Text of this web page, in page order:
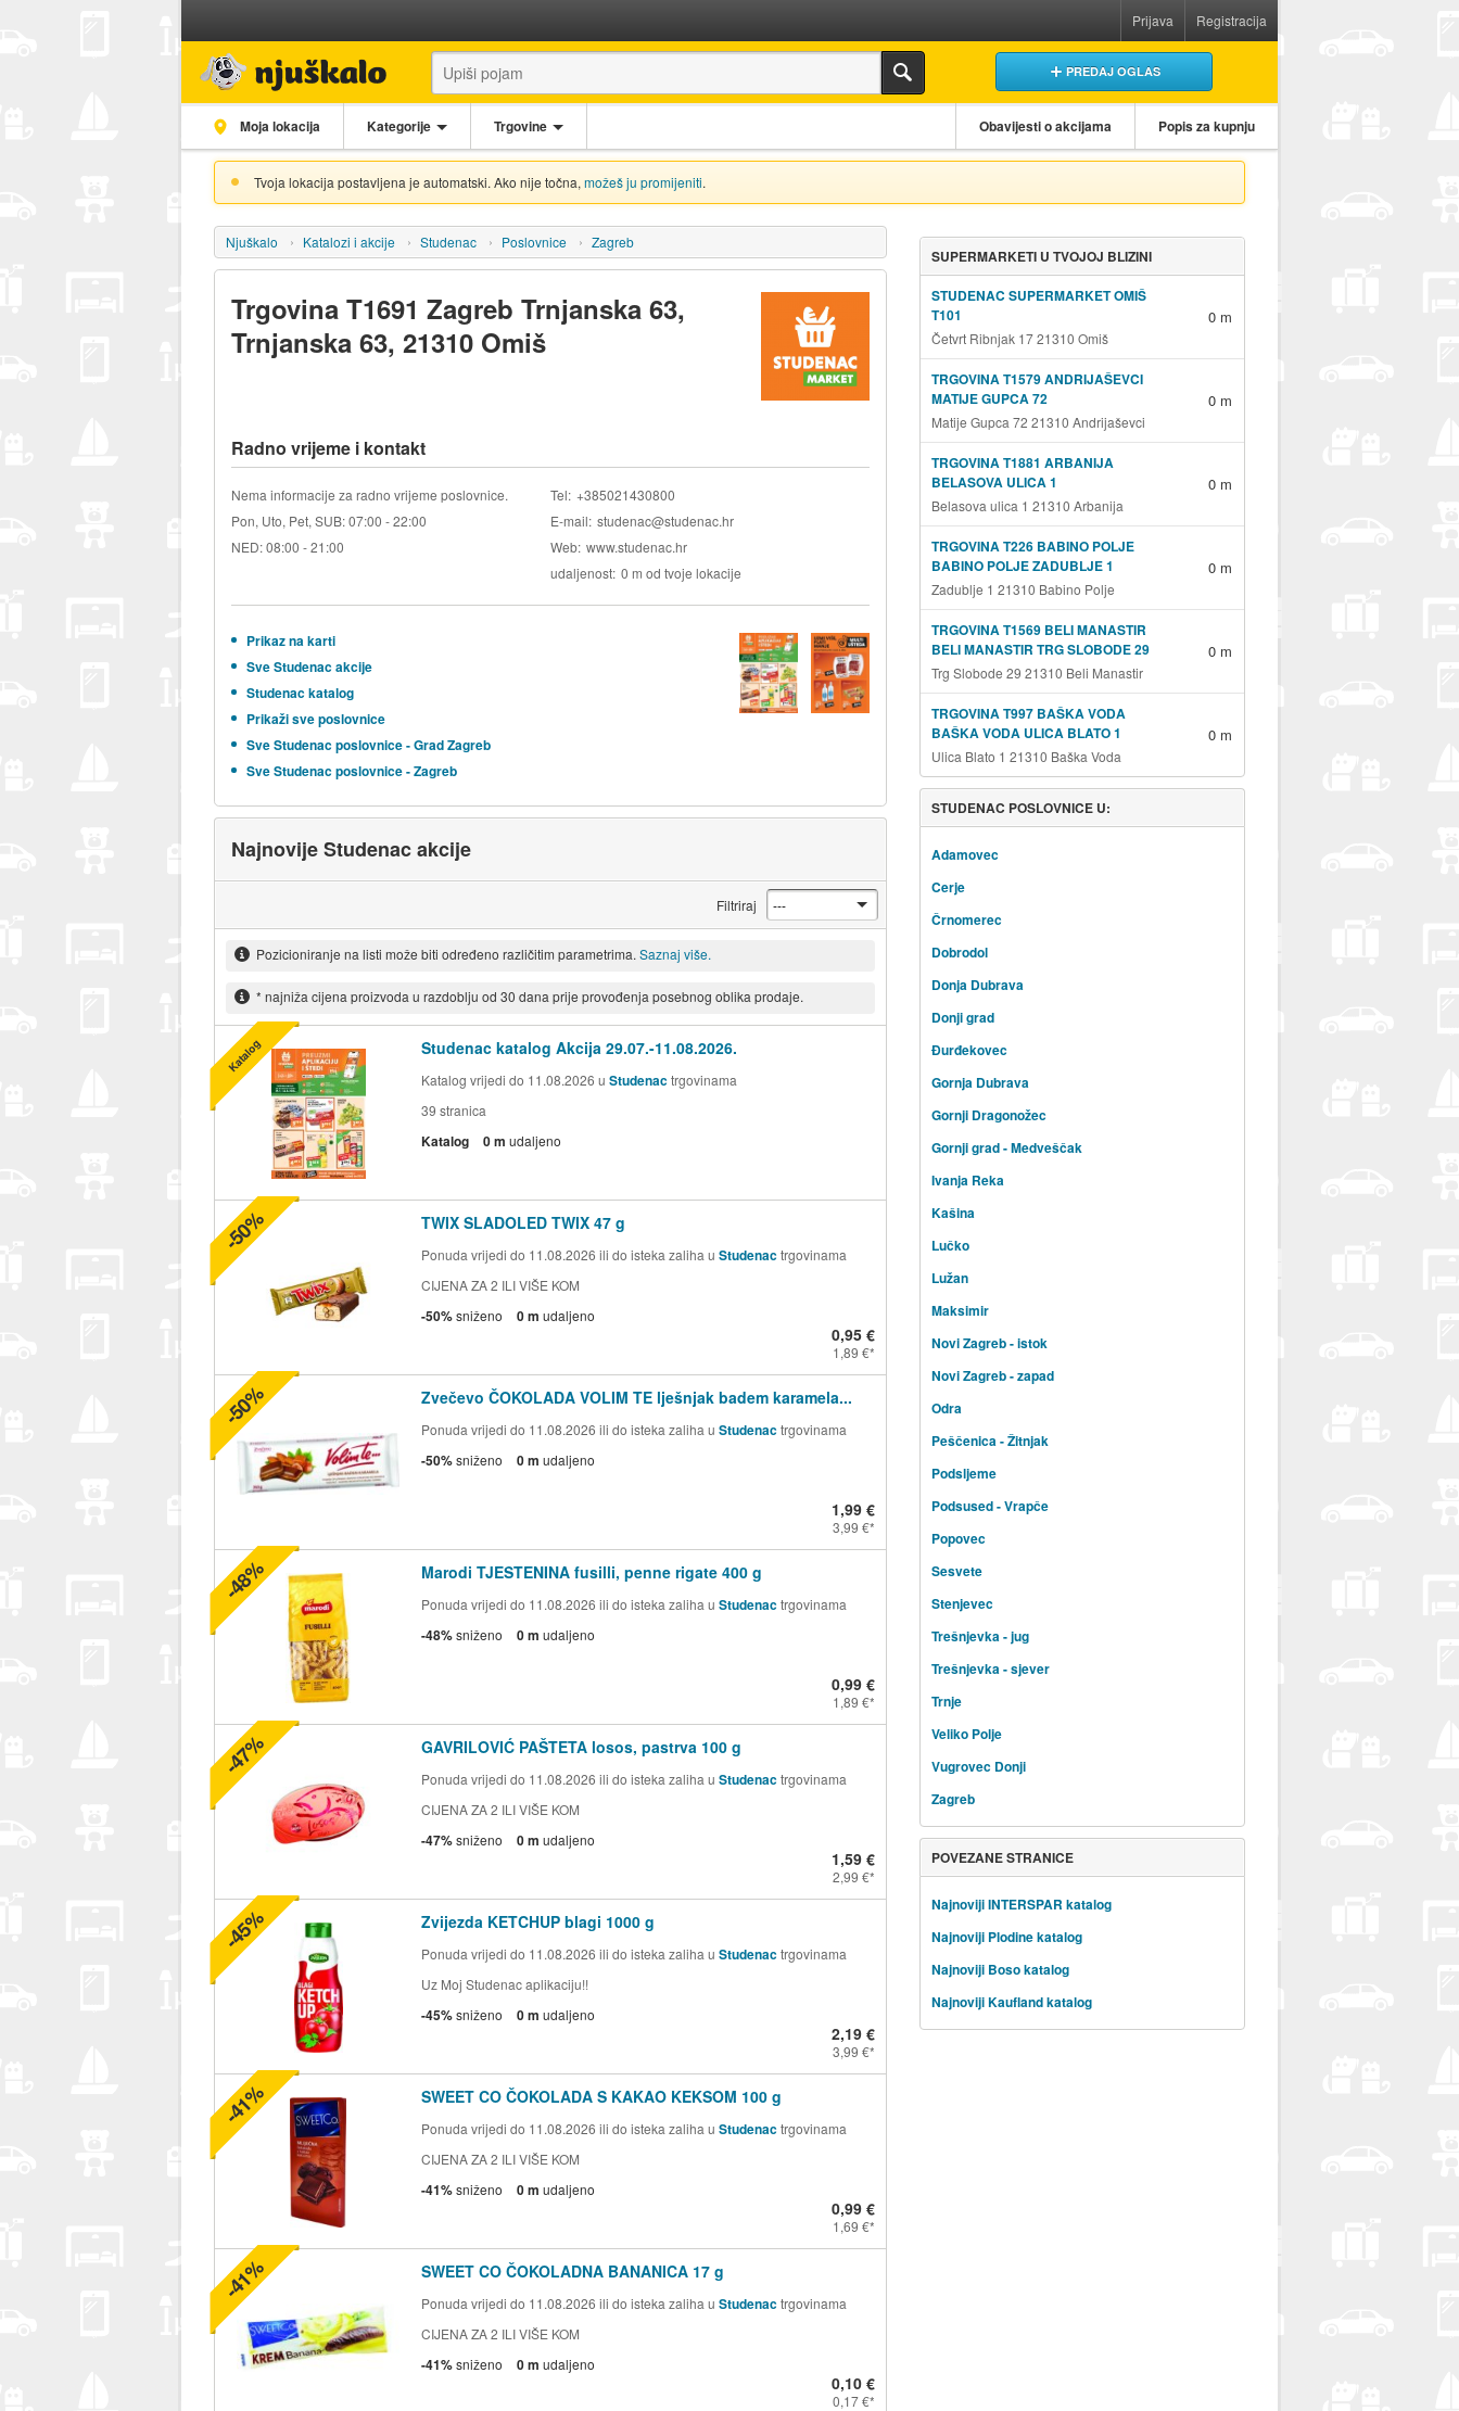
Prijava Registracija
PREDAJ OGLAS
Moja lokacija Kategorije Trgovine Obavijesti o akcijama Popis za kupnju
Tvoja lokacija postavljena je automatski. Ako nije točna, možeš ju promijeniti.
Njuškalo Katalozi i akcije Studenac Poslovnice Zagreb
Trgovina T1691 Zagreb Trnjanska 63,
Trnjanska 63, 21310 Omiš
Radno vrijeme i kontakt
Nema informacije za radno vrijeme poslovnice.
Pon, Uto, Pet, SUB: 07:00 - 22:00
NED: 08:00 - 21:00
Tel +385021430800
E-mail studenac@studenac.hr
Web www.studenac.hr
udaljenost 0 m od tvoje lokacije
Prikaz na karti
Sve Studenac akcije
Studenac katalog
Prikaži sve poslovnice
Sve Studenac poslovnice - Grad Zagreb
Sve Studenac poslovnice - Zagreb
Najnovije Studenac akcije
Filtriraj
Pozicioniranje na listi može biti određeno različitim parametrima. Saznaj više.
* najniža cijena proizvoda u razdoblju od 30 dana prije provođenja posebnog oblika prodaje.
Studenac katalog Akcija 29.07.-11.08.2026.
Katalog vrijedi do 11.08.2026 u Studenactrgovinama
39 stranica
Katalog 0 m udaljeno
Katalog
TWIX SLADOLED TWIX 47 g
Ponuda vrijedi do 11.08.2026 ili do isteka zaliha u Studenactrgovinama
CIJENA ZA 2 ILI VIŠE KOM
-50%sniženo 0 m udaljeno
0,95 €
1,89 €
-50%
Zvečevo ČOKOLADA VOLIM TE lješnjak badem karamela...
Ponuda vrijedi do 11.08.2026 ili do isteka zaliha u Studenactrgovinama
-50%sniženo 0 m udaljeno
1,99 €
3,99 €
-50%
Marodi TJESTENINA fusilli, penne rigate 400 g
Ponuda vrijedi do 11.08.2026 ili do isteka zaliha u Studenactrgovinama
-48%sniženo 0 m udaljeno
0,99 €
1,89 €
-48%
GAVRILOVIĆ PAŠTETA losos, pastrva 100 g
Ponuda vrijedi do 11.08.2026 ili do isteka zaliha u Studenactrgovinama
CIJENA ZA 2 ILI VIŠE KOM
-47%sniženo 0 m udaljeno
1,59 €
2,99 €
-47%
Zvijezda KETCHUP blagi 1000 g
Ponuda vrijedi do 11.08.2026 ili do isteka zaliha u Studenactrgovinama
Uz Moj Studenac aplikaciju!!
-45%sniženo 0 m udaljeno
2,19 €
3,99 €
-45%
SWEET CO ČOKOLADA S KAKAO KEKSOM 100 g
Ponuda vrijedi do 11.08.2026 ili do isteka zaliha u Studenactrgovinama
CIJENA ZA 2 ILI VIŠE KOM
-41%sniženo 0 m udaljeno
0,99 €
1,69 €
-41%
SWEET CO ČOKOLADNA BANANICA 17 g
Ponuda vrijedi do 11.08.2026 ili do isteka zaliha u Studenactrgovinama
CIJENA ZA 2 ILI VIŠE KOM
-41%sniženo 0 m udaljeno
0,10 €
0,17 €
-41%
SUPERMARKETI U TVOJOJ BLIZINI
STUDENAC SUPERMARKET OMIŠ
T101
Četvrt Ribnjak 17 21310 Omiš
0 m
TRGOVINA T1579 ANDRIJAŠEVCI
MATIJE GUPCA 72
Matije Gupca 72 21310 Andrijaševci
0 m
TRGOVINA T1881 ARBANIJA
BELASOVA ULICA 1
Belasova ulica 1 21310 Arbanija
0 m
TRGOVINA T226 BABINO POLJE
BABINO POLJE ZADUBLJE 1
Zadublje 1 21310 Babino Polje
0 m
TRGOVINA T1569 BELI MANASTIR
BELI MANASTIR TRG SLOBODE 29
Trg Slobode 29 21310 Beli Manastir
0 m
TRGOVINA T997 BAŠKA VODA
BAŠKA VODA ULICA BLATO 1
Ulica Blato 1 21310 Baška Voda
0 m
STUDENAC POSLOVNICE U:
Adamovec
Cerje
Črnomerec
Dobrodol
Donja Dubrava
Donji grad
Đurđekovec
Gornja Dubrava
Gornji Dragonožec
Gornji grad - Medveščak
Ivanja Reka
Kašina
Lučko
Lužan
Maksimir
Novi Zagreb - istok
Novi Zagreb - zapad
Odra
Peščenica - Žitnjak
Podsljeme
Podsused - Vrapče
Popovec
Sesvete
Stenjevec
Trešnjevka - jug
Trešnjevka - sjever
Trnje
Veliko Polje
Vugrovec Donji
Zagreb
POVEZANE STRANICE
Najnoviji INTERSPAR katalog
Najnoviji Plodine katalog
Najnoviji Boso katalog
Najnoviji Kaufland katalog